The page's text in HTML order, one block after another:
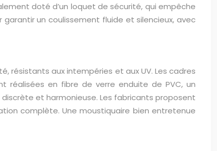
doté d’un loquet de sécurité, qui empêche
un coulissement fluide et silencieux, avec
résistants aux intempéries et aux UV. Les cadres
réalisées en fibre de verre enduite de PVC, un
et harmonieuse. Les fabricants proposent
complète. Une moustiquaire bien entretenue